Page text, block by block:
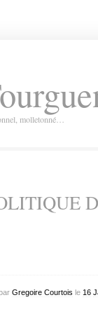
molletonné…
Gregoire Courtois le 16